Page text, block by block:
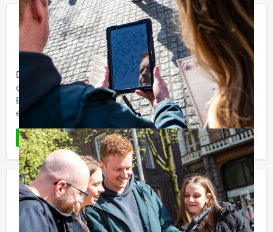
Step Challenge
Vanaf€ 22,50 p.p. excl. BTW
Vanaf 12 personen ‐ 3 uur
De Step Challenge van Huisbrand Events is een sportief
en uitdagend evenement. In elke stad van Nederland of
België te organiseren met een enthousiaste begeleider,
een ...
LEES MEER Favoriet
Beach Rugby – Strandrugby
€ 27,50 p.p. excl. BTW
Vanaf 12 personen ‐ 2 uur en 30 minuten